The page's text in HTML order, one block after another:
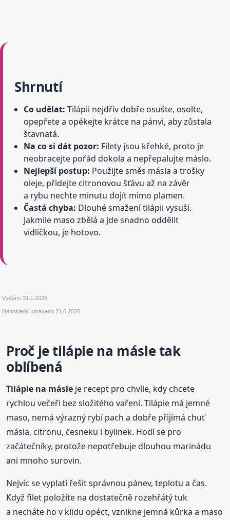
Shrnutí
Co udělat: Tilápii nejdřív dobře osušte, osolte,
opepřete a opékejte krátce na pánvi, aby zůstala
šťavnatá.
Na co si dát pozor: Filety jsou křehké, proto je
neobracejte pořád dokola a nepřepalujte máslo.
Nejlepší postup: Použijte směs másla a trošky
oleje, přidejte citronovou šťávu až na závěr
a rybu nechte minutu dojít mimo plamen.
Častá chyba: Dlouhé smažení tilápii vysuší.
Jakmile maso zbělá a jde snadno oddělit
vidličkou, je hotovo.
Vydáno31.1.2025
Naposledy upraveno21.6.2026
Proč je tilápie na másle tak
oblíbená
Tilápie na másle je recept pro chvíle, kdy chcete
rychlou večeři bez složitého vaření. Tilápie má jemné
maso, nemá výrazný rybí pach a dobře přijímá chuť
másla, citronu, česneku i bylinek. Hodí se pro
začátečníky, protože nepotřebuje dlouhou marinádu
ani mnoho surovin.
Nejvíc se vyplatí řešit správnou pánev, teplotu a čas.
Když filet položíte na dostatečně rozehřátý tuk
a necháte ho v klidu opéct, vznikne jemná kůrka a maso